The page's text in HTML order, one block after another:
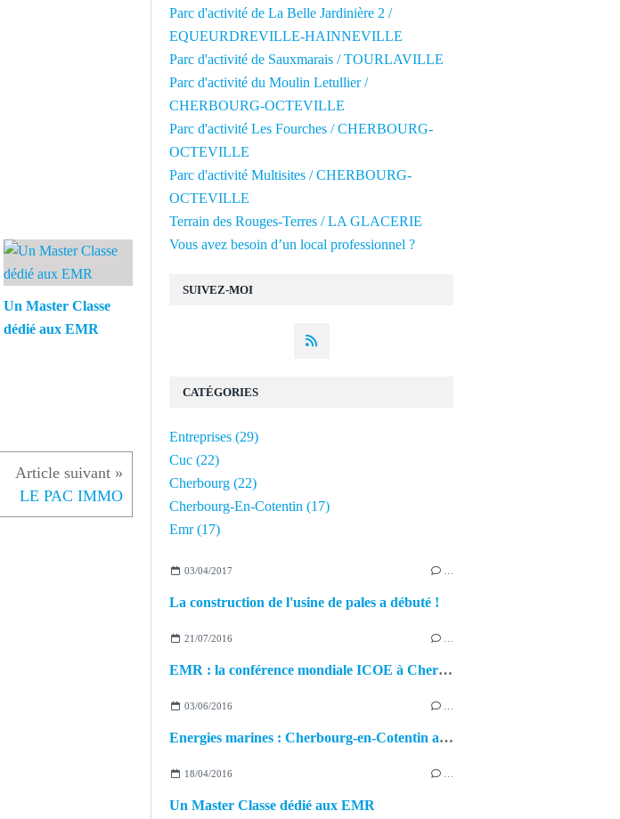
Un Master Classe
dédié aux EMR
LE PAC IMMO
SUIVEZ-MOI
03/04/2017
La construction de l'usine de pales a débuté !
21/07/2016
EMR : la conférence mondiale ICOE à Cherbourg-en-Cotentin en 2018
03/06/2016
Energies marines : Cherbourg-en-Cotentin au salon Seanergy à Biarritz
18/04/2016
Un Master Classe dédié aux EMR
Parc d'activité de La Belle Jardinière 2 /
EQUEURDREVILLE-HAINNEVILLE
Parc d'activité de Sauxmarais / TOURLAVILLE
Parc d'activité du Moulin Letullier /
CHERBOURG-OCTEVILLE
Parc d'activité Les Fourches / CHERBOURG-
OCTEVILLE
Parc d'activité Multisites / CHERBOURG-
OCTEVILLE
Terrain des Rouges-Terres / LA GLACERIE
Vous avez besoin d’un local professionnel ?
CATÉGORIES
Entreprises (29)
Cuc (22)
Cherbourg (22)
Cherbourg-En-Cotentin (17)
Emr(17)